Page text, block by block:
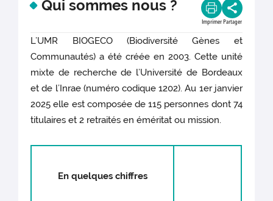
Qui sommes nous ?
Imprimer Partager
L’UMR BIOGECO (Biodiversité Gènes et
Communautés) a été créée en 2003. Cette unité
mixte de recherche de l’Université de Bordeaux
et de l’Inrae (numéro codique 1202). Au 1er janvier
2025 elle est composée de 115 personnes dont 74
titulaires et 2 retraités en éméritat ou mission.
En quelques chiffres